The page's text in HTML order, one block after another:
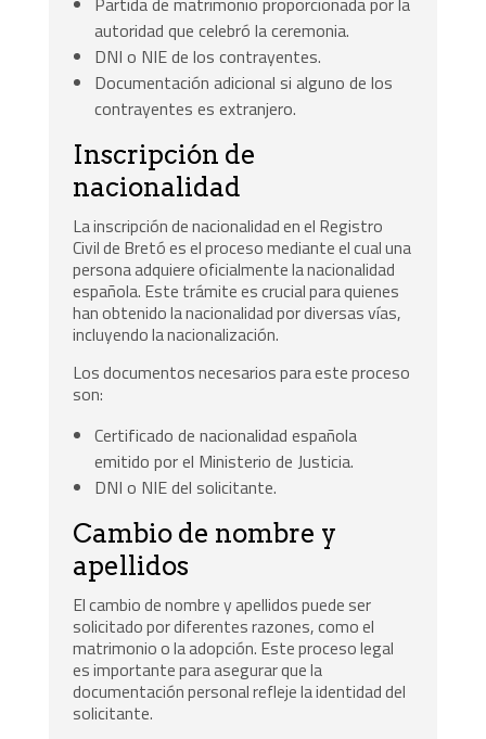
autoridad que celebró la ceremonia.
DNI o NIE de los contrayentes.
Documentación adicional si alguno de los
contrayentes es extranjero.
Inscripción de
nacionalidad
La inscripción de nacionalidad en el Registro
Civil de Bretó es el proceso mediante el cual una
persona adquiere oficialmente la nacionalidad
española. Este trámite es crucial para quienes
han obtenido la nacionalidad por diversas vías,
incluyendo la nacionalización.
Los documentos necesarios para este proceso
son:
Certificado de nacionalidad española
emitido por el Ministerio de Justicia.
DNI o NIE del solicitante.
Cambio de nombre y
apellidos
El cambio de nombre y apellidos puede ser
solicitado por diferentes razones, como el
matrimonio o la adopción. Este proceso legal
es importante para asegurar que la
documentación personal refleje la identidad del
solicitante.